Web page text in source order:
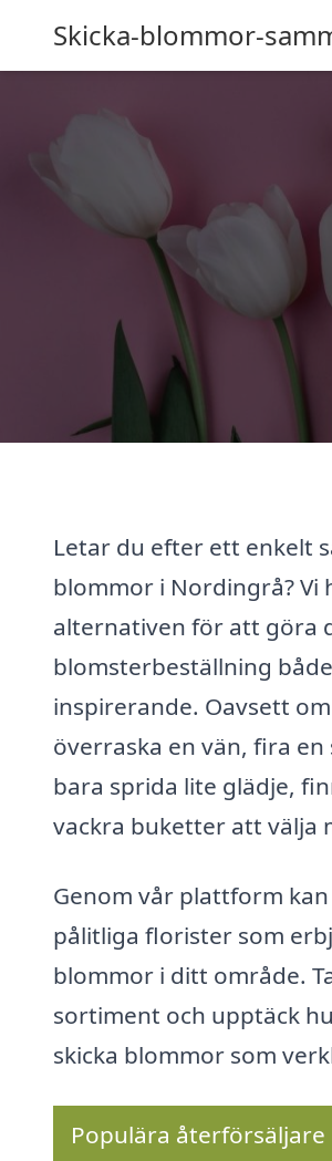
Skicka-blommor-
Letar du efter ett enkelt
blommor i Nordingrå? Vi
alternativen för att göra
blomsterbeställning
inspirerande. Oavsett
överraska en vän, fira en
bara sprida lite glädje,
vackra buketter att välja
Genom vår plattform
pålitliga florister som
blommor i ditt område.
sortiment och upptäck
skicka blommor som
Populära återförsäljare